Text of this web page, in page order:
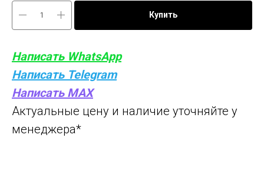
Купить
Написать WhatsApp
Написать Telegram
Написать MAX
Актуальные цену и наличие уточняйте у
менеджера*